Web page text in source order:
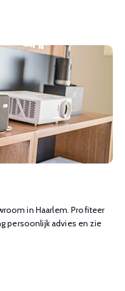
in Haarlem. Profiteer
persoonlijk advies en zie